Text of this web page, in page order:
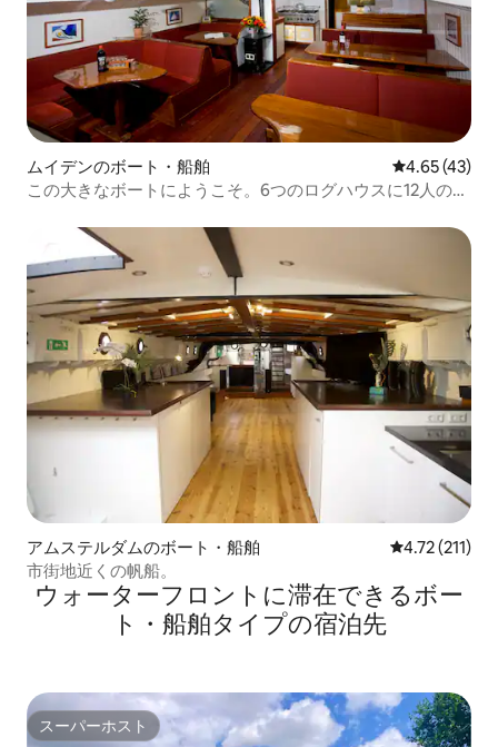
ムイデンのボート・船舶 レビュー43
4.65 (43)
この大きなボートにようこそ。6つのログハウスに12人のゲ
アムステルダムのボート・船舶 レビュー211
4.72 (211)
市街地近くの帆船。
ウォーターフロントに滞在できるボー
ト・船舶タイプの宿泊先
スーパーホスト
スーパーホスト